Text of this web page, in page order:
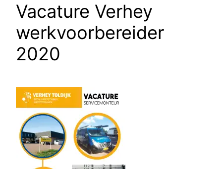
Vacature Verhey
werkvoorbereider
2020